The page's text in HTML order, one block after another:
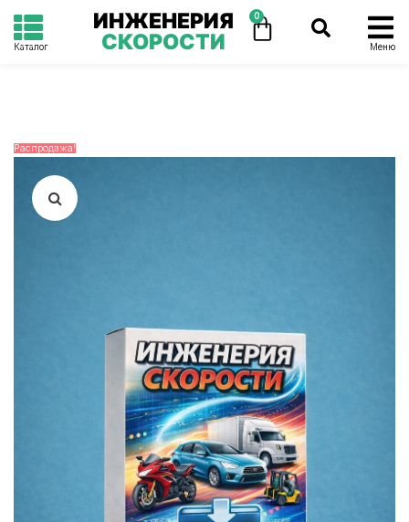
Каталог
ИНЖЕНЕРИЯ
СКОРОСТИ
0
Меню
Распродажа!